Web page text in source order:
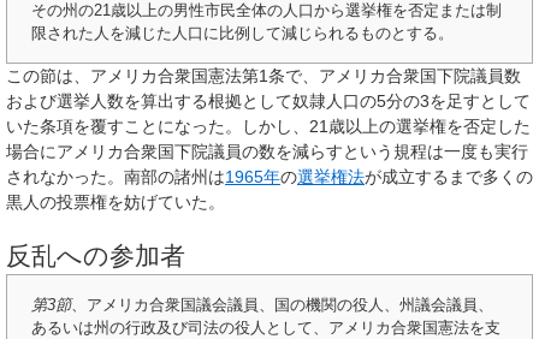
その州の21歳以上の男性市民全体の人口から選挙権を否定または制
限された人を減じた人口に比例して減じられるものとする。
この節は、アメリカ合衆国憲法第1条で、アメリカ合衆国下院議員数
および選挙人数を算出する根拠として奴隷人口の5分の3を足すとして
いた条項を覆すことになった。しかし、21歳以上の選挙権を否定した
場合にアメリカ合衆国下院議員の数を減らすという規程は一度も実行
されなかった。南部の諸州は1965年の選挙権法が成立するまで多くの
黒人の投票権を妨げていた。
反乱への参加者
第3節、アメリカ合衆国議会議員、国の機関の役人、州議会議員、
あるいは州の行政及び司法の役人として、アメリカ合衆国憲法を支